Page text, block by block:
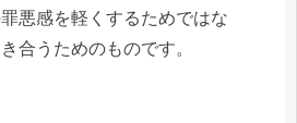
悪感を軽くするためではな
合うためのものです。